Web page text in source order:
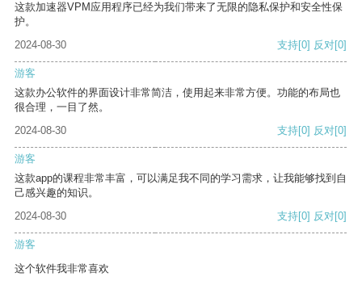
这款加速器VPM应用程序已经为我们带来了无限的隐私保护和安全性保
护。
2024-08-30
支持[0] 反对[0]
游客
这款办公软件的界面设计非常简洁，使用起来非常方便。功能的布局也
很合理，一目了然。
2024-08-30
支持[0] 反对[0]
游客
这款app的课程非常丰富，可以满足我不同的学习需求，让我能够找到自
己感兴趣的知识。
2024-08-30
支持[0] 反对[0]
游客
这个软件我非常喜欢